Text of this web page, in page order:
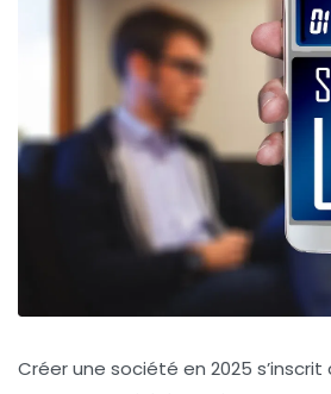
Créer une société en 2025